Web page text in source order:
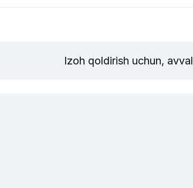
Izoh qoldirish uchun, avval